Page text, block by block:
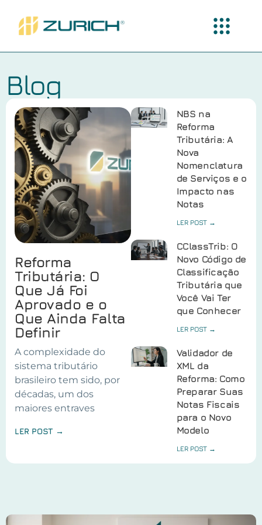
Blog
Reforma
Tributária: O
Que Já Foi
Aprovado e o
Que Ainda Falta
Definir
A complexidade do
sistema tributário
brasileiro tem sido, por
décadas, um dos
maiores entraves
LER POST →
NBS na
Reforma
Tributária: A
Nova
Nomenclatura
de Serviços e o
Impacto nas
Notas
LER POST →
CClassTrib: O
Novo Código de
Classificação
Tributária que
Você Vai Ter
que Conhecer
LER POST →
Validador de
XML da
Reforma: Como
Preparar Suas
Notas Fiscais
para o Novo
Modelo
LER POST →